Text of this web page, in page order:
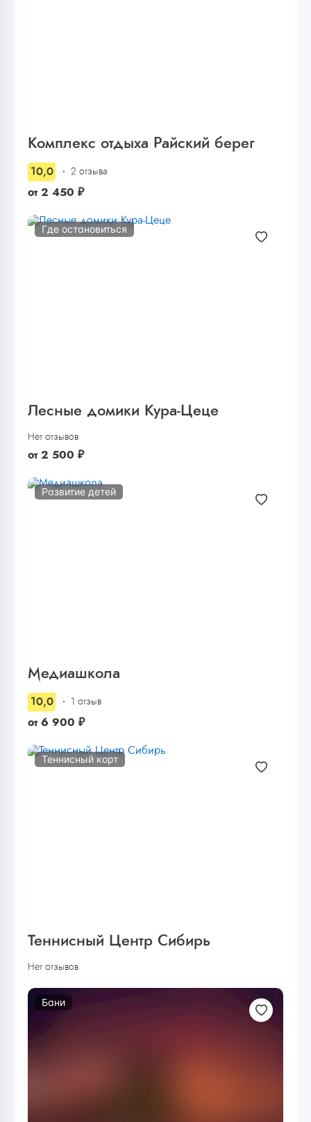
Комплекс отдыха Райский берег
10,0 2 отзыва
от 2 450 ₽
Где остановиться
Лесные домики Кура-Цеце
Нет отзывов
от 2 500 ₽
Развитие детей
Медиашкола
10,0 1 отзыв
от 6 900 ₽
Теннисный корт
Теннисный Центр Сибирь
Нет отзывов
Бани